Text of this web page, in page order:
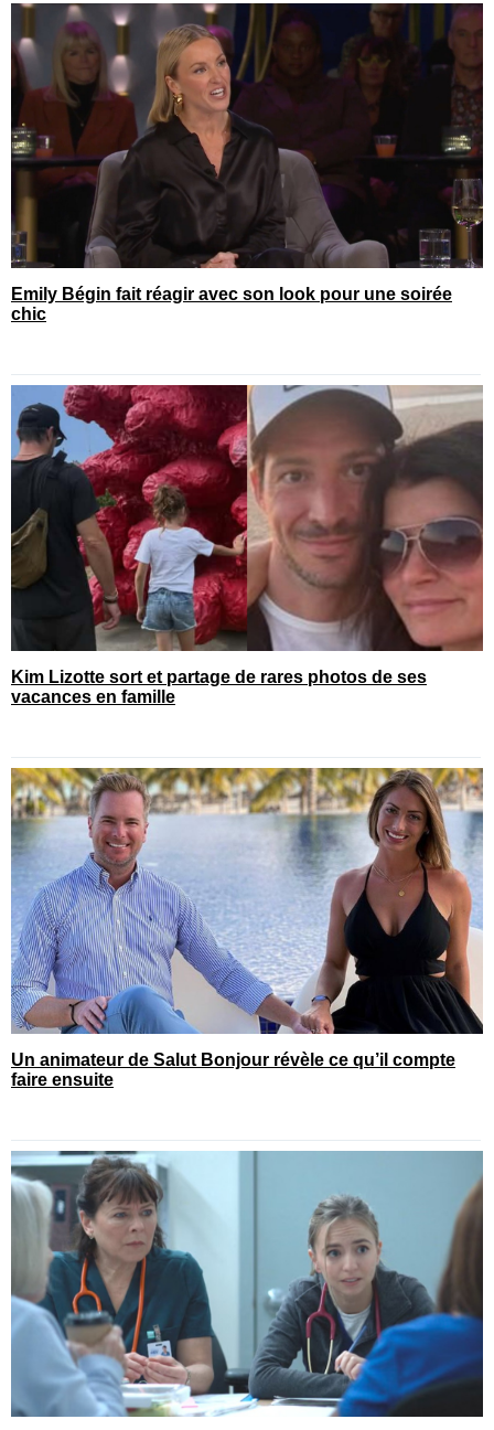
Emily Bégin fait réagir avec son look pour une soirée
chic
Kim Lizotte sort et partage de rares photos de ses
vacances en famille
Un animateur de Salut Bonjour révèle ce qu’il compte
faire ensuite